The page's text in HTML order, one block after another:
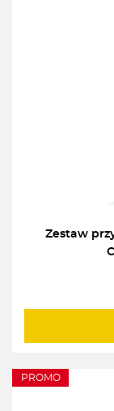
Zestaw
PROMO